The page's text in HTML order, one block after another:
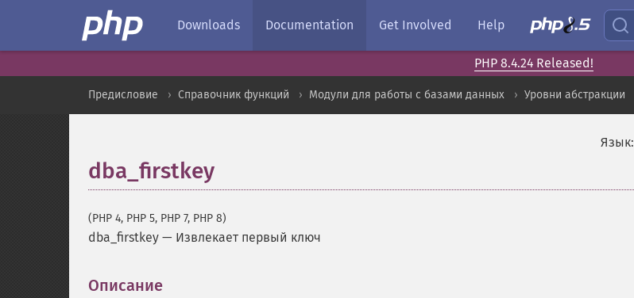
Downloads Documentation Get Involved Help
PHP 8.4.24 Released!
Предисловие Справочник функций Модули для работы с базами данных Уровни абстракции
Язык:
dba_firstkey
(PHP 4, PHP 5, PHP 7, PHP 8)
dba_firstkey — Извлекает первый ключ
Описание